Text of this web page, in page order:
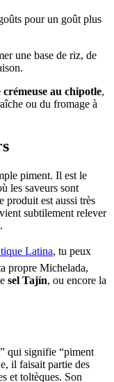
pour un goût plus
une base de riz, de
crémeuse au chipotle,
ou du fromage à
piment. Il est le
les saveurs sont
produit est aussi très
subtilement relever
Latina, tu peux
propre Michelada,
sel Tajín, ou encore la
qui signifie “piment
il faisait partie des
et toltèques. Son